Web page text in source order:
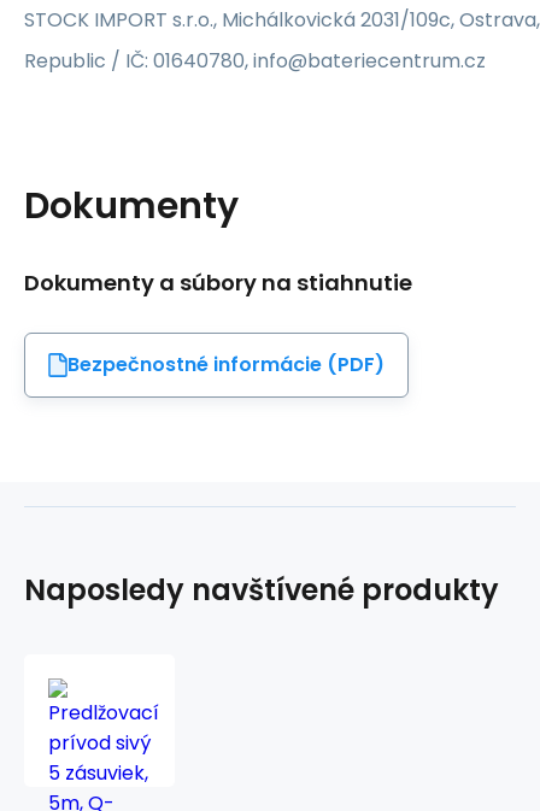
STOCK IMPORT s.r.o., Michálkovická 2031/109c,
Republic / IČ: 01640780, info@bateriecentrum.cz
Dokumenty
Dokumenty a súbory na stiahnutie
Bezpečnostné informácie (PDF)
Naposledy navštívené produkty
prívod